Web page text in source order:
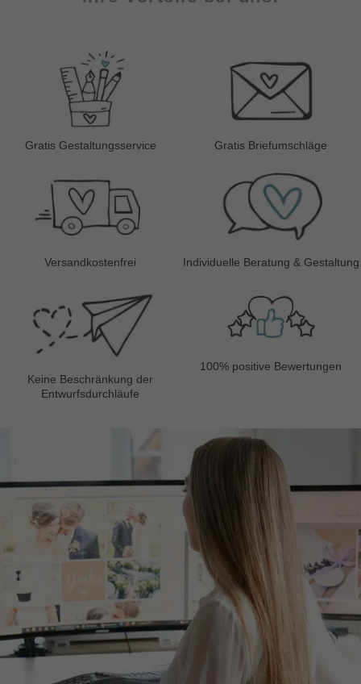
Gratis Gestaltungsservice Gratis Briefumschläge
Versandkostenfrei Individuelle Beratung & Gestaltung
Keine Beschränkung der
Entwurfsdurchläufe
100% positive Bewertungen